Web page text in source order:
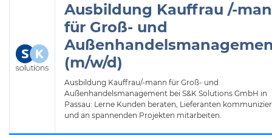
Ausbildung Kauffrau /-
für Groß- und
(m/w/d)
Ausbildung Kauffrau/-mann für Groß- und
Außenhandelsmanagement bei S&K Solutions GmbH in
Passau: Lerne Kunden beraten, Lieferanten
und an spannenden Projekten mitarbeiten.